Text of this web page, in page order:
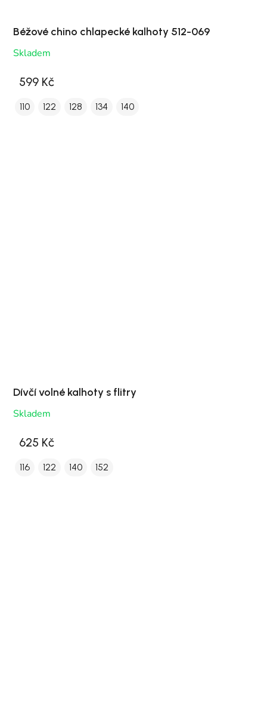
Béžové chino chlapecké kalhoty 512-069
Skladem
599 Kč
110 122 128 134 140
Dívčí volné kalhoty s flitry
Skladem
625 Kč
116 122 140 152